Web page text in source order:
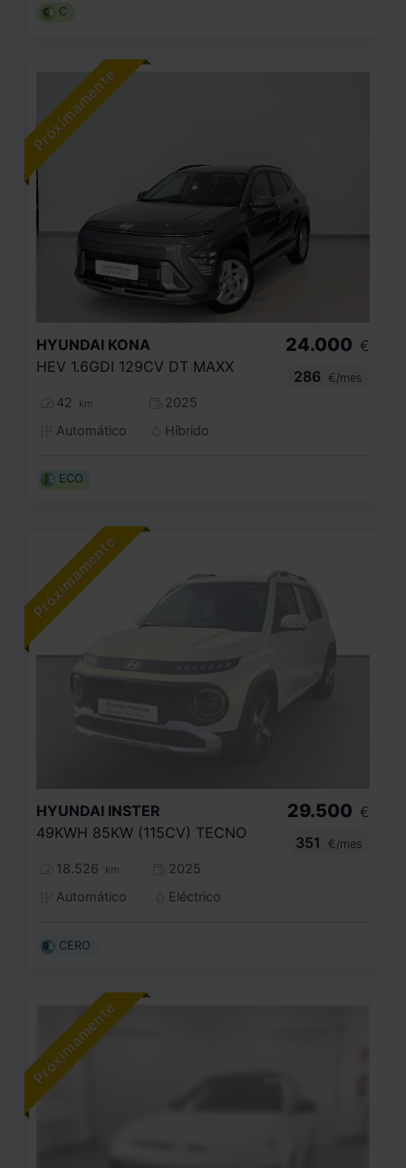
C
HYUNDAI KONA
HEV 1.6GDI 129CV DT MAXX
42 km
2025
Automático
Híbrido
24.000 €
286
€/mes
ECO
HYUNDAI INSTER
49KWH 85KW (115CV) TECNO
18.526 km
2025
Automático
Eléctrico
29.500 €
351
€/mes
CERO